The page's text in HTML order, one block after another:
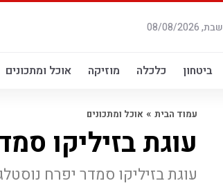
שבת, 08/08/2026
ביטחון כלכלה מוזיקה אוכל ומתכונים
עמוד הבית » אוכל ומתכונים
עוגת בזיליקו
עוגת בזיליקו סמדר יפרח